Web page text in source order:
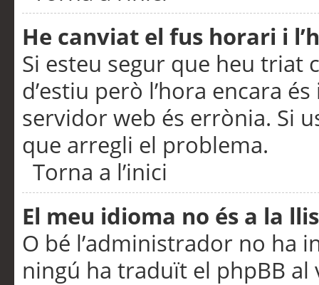
He canviat el fus horari i
Si esteu segur que heu triat
d’estiu però l’hora encara
servidor web és errònia. Si
que arregli el problema.
Torna a l’inici
El meu idioma no és a la
O bé l’administrador no ha
ningú ha traduït el phpBB